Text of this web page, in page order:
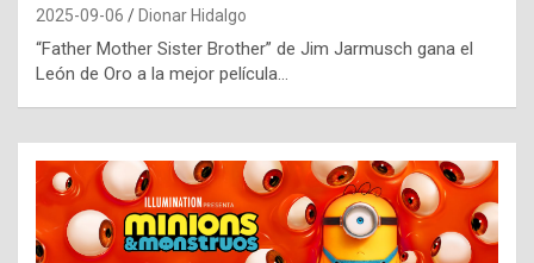
2025-09-06 Dionar Hidalgo
“Father Mother Sister Brother” de Jim Jarmusch gana el
León de Oro a la mejor película…